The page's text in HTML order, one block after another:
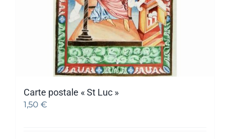
Carte postale « St Luc »
1,50 €